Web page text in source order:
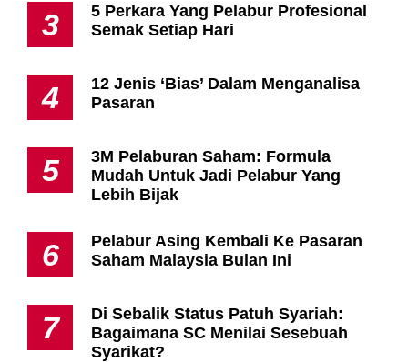
3
5 Perkara Yang Pelabur Profesional
Semak Setiap Hari
4
12 Jenis ‘Bias’ Dalam Menganalisa
Pasaran
5
3M Pelaburan Saham: Formula
Mudah Untuk Jadi Pelabur Yang
Lebih Bijak
6
Pelabur Asing Kembali Ke Pasaran
Saham Malaysia Bulan Ini
7
Di Sebalik Status Patuh Syariah:
Bagaimana SC Menilai Sesebuah
Syarikat?